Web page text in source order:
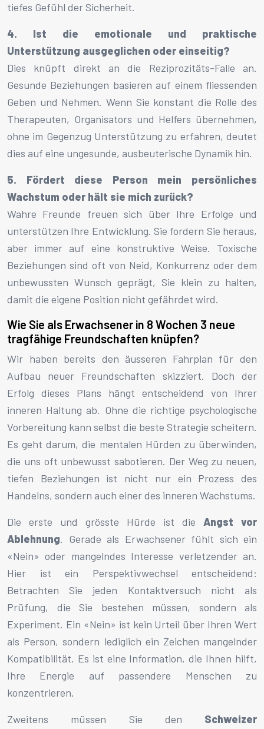
tiefes Gefühl der Sicherheit.
4. Ist die emotionale und praktische
Unterstützung ausgeglichen oder einseitig?
Dies knüpft direkt an die Reziprozitäts-Falle an.
Gesunde Beziehungen basieren auf einem fliessenden
Geben und Nehmen. Wenn Sie konstant die Rolle des
Therapeuten, Organisators und Helfers übernehmen,
ohne im Gegenzug Unterstützung zu erfahren, deutet
dies auf eine ungesunde, ausbeuterische Dynamik hin.
5. Fördert diese Person mein persönliches
Wachstum oder hält sie mich zurück?
Wahre Freunde freuen sich über Ihre Erfolge und
unterstützen Ihre Entwicklung. Sie fordern Sie heraus,
aber immer auf eine konstruktive Weise. Toxische
Beziehungen sind oft von Neid, Konkurrenz oder dem
unbewussten Wunsch geprägt, Sie klein zu halten,
damit die eigene Position nicht gefährdet wird.
Wie Sie als Erwachsener in 8 Wochen 3 neue
tragfähige Freundschaften knüpfen?
Wir haben bereits den äusseren Fahrplan für den
Aufbau neuer Freundschaften skizziert. Doch der
Erfolg dieses Plans hängt entscheidend von Ihrer
inneren Haltung ab. Ohne die richtige psychologische
Vorbereitung kann selbst die beste Strategie scheitern.
Es geht darum, die mentalen Hürden zu überwinden,
die uns oft unbewusst sabotieren. Der Weg zu neuen,
tiefen Beziehungen ist nicht nur ein Prozess des
Handelns, sondern auch einer des inneren Wachstums.
Die erste und grösste Hürde ist die Angst vor
Ablehnung. Gerade als Erwachsener fühlt sich ein
«Nein» oder mangelndes Interesse verletzender an.
Hier ist ein Perspektivwechsel entscheidend:
Betrachten Sie jeden Kontaktversuch nicht als
Prüfung, die Sie bestehen müssen, sondern als
Experiment. Ein «Nein» ist kein Urteil über Ihren Wert
als Person, sondern lediglich ein Zeichen mangelnder
Kompatibilität. Es ist eine Information, die Ihnen hilft,
Ihre Energie auf passendere Menschen zu
konzentrieren.
Zweitens müssen Sie den Schweizer